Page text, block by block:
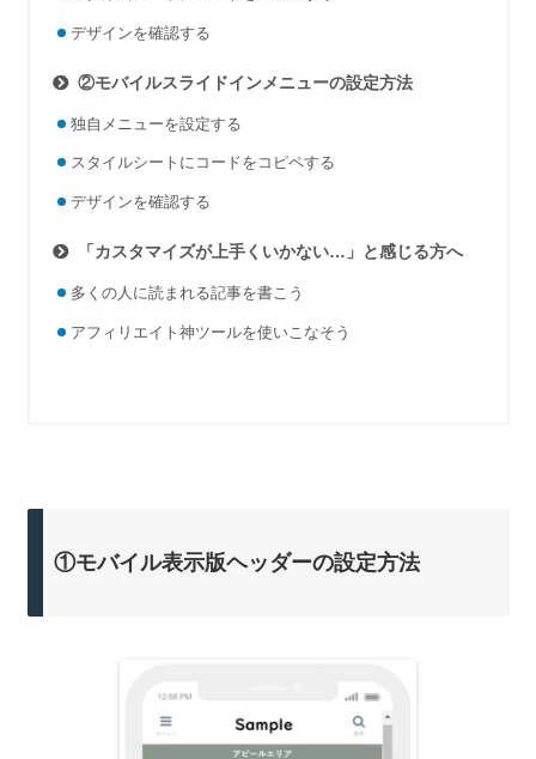
デザインを確認する
②モバイルスライドインメニューの設定方法
独自メニューを設定する
スタイルシートにコードをコピペする
デザインを確認する
「カスタマイズが上手くいかない…」と感じる方へ
多くの人に読まれる記事を書こう
アフィリエイト神ツールを使いこなそう
①モバイル表示版ヘッダーの設定方法